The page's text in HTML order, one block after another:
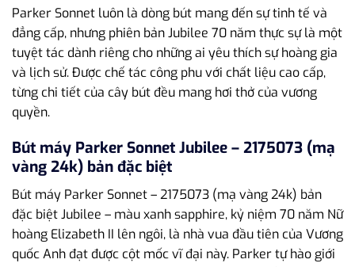
Parker Sonnet luôn là dòng bút mang đến sự tinh tế và
đẳng cấp, nhưng phiên bản Jubilee 70 năm thực sự là một
tuyệt tác dành riêng cho những ai yêu thích sự hoàng gia
và lịch sử. Được chế tác công phu với chất liệu cao cấp,
từng chi tiết của cây bút đều mang hơi thở của vương
quyền.
Bút máy Parker Sonnet Jubilee – 2175073 (mạ
vàng 24k) bản đặc biệt
Bút máy Parker Sonnet – 2175073 (mạ vàng 24k) bản
đặc biệt Jubilee – màu xanh sapphire, kỷ niệm 70 năm Nữ
hoàng Elizabeth II lên ngôi, là nhà vua đầu tiên của Vương
quốc Anh đạt được cột mốc vĩ đại này. Parker tự hào giới